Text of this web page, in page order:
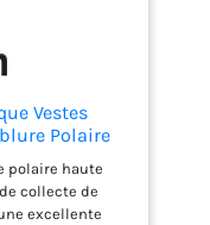
Vestes
Polaire
Vestes
avec
polaire haute
collecte de
excellente